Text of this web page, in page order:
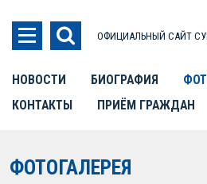
ОФИЦИАЛЬНЫЙ САЙТ
НОВОСТИ БИОГРАФИЯ
КОНТАКТЫ
ПРИЁМ ГРАЖДАН
ФОТОГАЛЕРЕЯ